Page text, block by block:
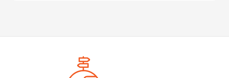
pomocą Google Translate